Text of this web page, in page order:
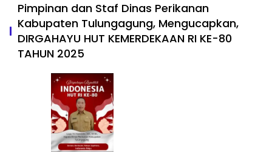
Pimpinan dan Staf Dinas Perikanan
Kabupaten Tulungagung, Mengucapkan,
DIRGAHAYU HUT KEMERDEKAAN RI KE-80
TAHUN 2025